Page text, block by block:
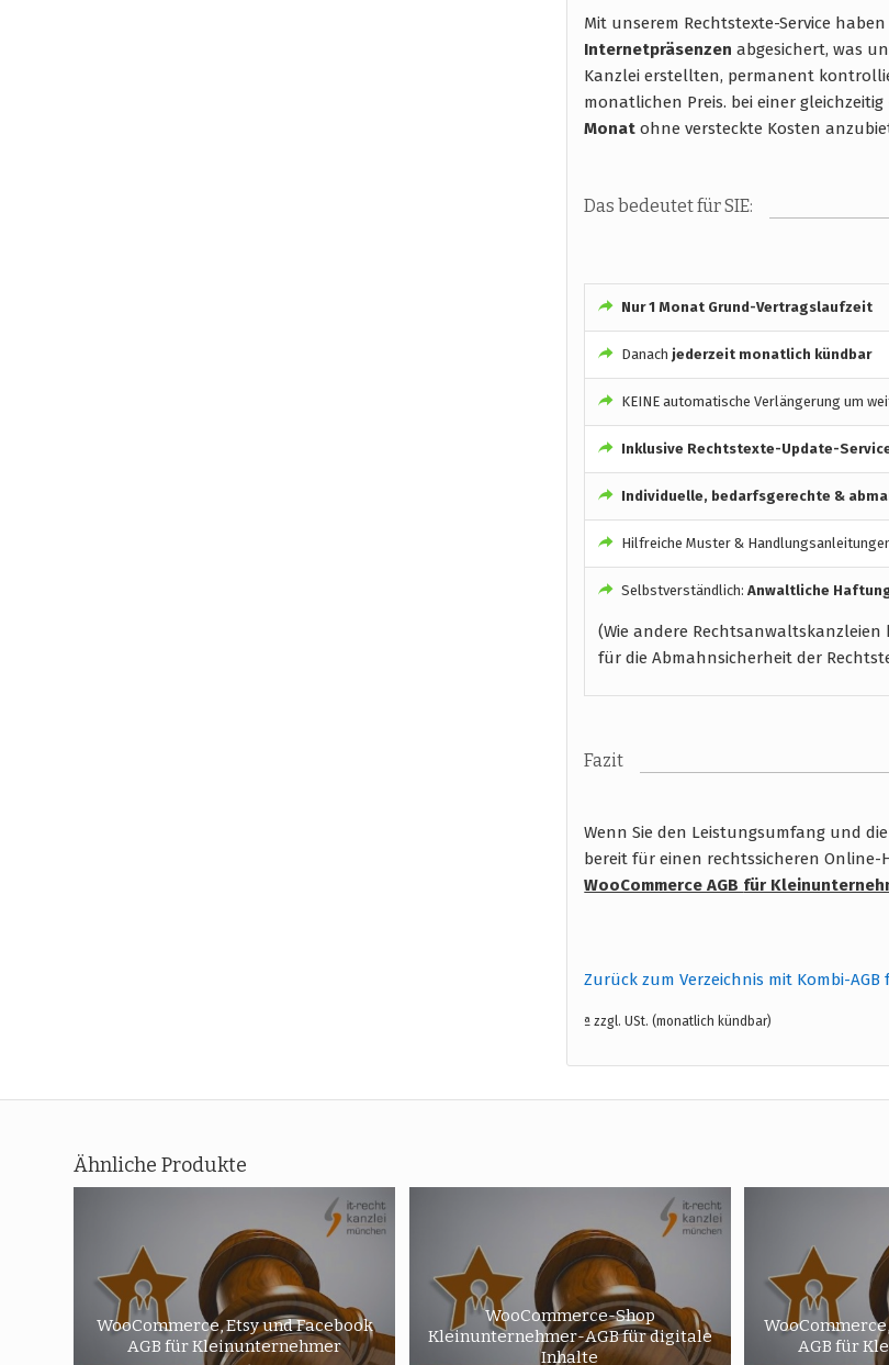
Mit unserem Rechtstexte-Service
Internetpräsenzen abgesichert, was
Kanzlei erstellten, permanent
monatlichen Preis. bei einer gleichzeitig
Monatohne versteckte Kosten
Das bedeutet für SIE:
Nur 1 Monat Grund-Vertragslaufzeit
Danach jederzeit monatlich kündbar
KEINE automatische Verlängerung um
Inklusive Rechtstexte-Update-
Individuelle, bedarfsgerechte &
Hilfreiche Muster &
Selbstverständlich: Anwaltliche
(Wie andere
für die Abmahnsicherheit der
Fazit
Wenn Sie den Leistungsumfang und
bereit für einen rechtssicheren Online-
WooCommerce AGB für
Zurück zum Verzeichnis mit Kombi-
ª zzgl. USt. (monatlich kündbar)
Ähnliche Produkte
WooCommerce, Etsy und Facebook
AGB für Kleinunternehmer
WooCommerce-Shop
Kleinunternehmer-AGB für digitale
Inhalte
AGB für